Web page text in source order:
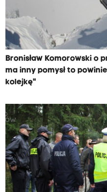
Bronisław Komorowski o
ma inny pomysł to
kolejkę"